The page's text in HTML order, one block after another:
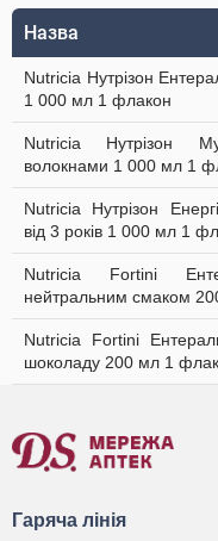
Назва
Nutricia Нутрізон
1 000 мл 1 флакон
Nutricia Нутрізон
волокнами 1 000 мл 1
Nutricia Нутрізон
від 3 років 1 000 мл 1
Nutricia Fortini
нейтральним смаком
Nutricia Fortini
шоколаду 200 мл 1
Гаряча лінія